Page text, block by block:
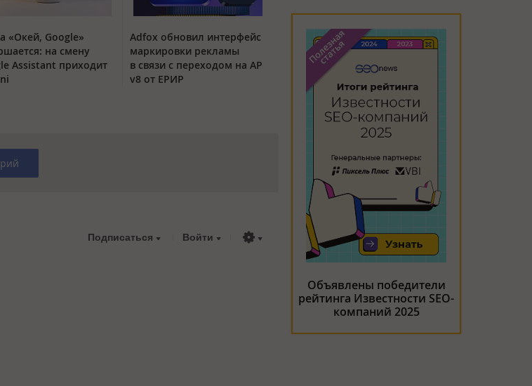
«Окей, Google»
на смену
Assistant приходит
Adfox обновил интерфейс
маркировки рекламы
в связи с переходом на API
v8 от ЕРИР
Подписаться Войти
Объявлены победители
рейтинга Известности SEO-
компаний 2025